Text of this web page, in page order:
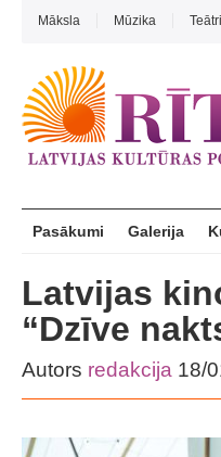
Māksla Mūzika
Pasākumi Galerija
Latvijas
“Dzīve
Autors redakcija 18/